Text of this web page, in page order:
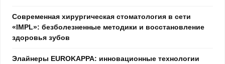
Современная хирургическая стоматология в сети
«IMPL»: безболезненные методики и восстановление
здоровья зубов
Элайнеры EUROKAPPA: инновационные технологии